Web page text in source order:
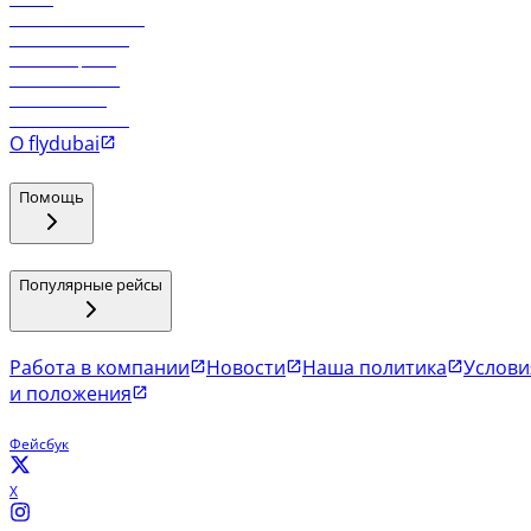
О flydubai
Помощь
Популярные рейсы
Работа в компании Новости Наша политика
и положения
Фейсбук
X